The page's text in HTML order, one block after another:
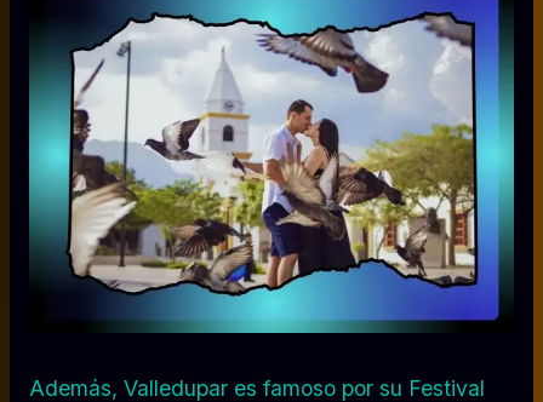
Además, Valledupar es famoso por su Festival